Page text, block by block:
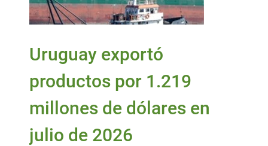
Uruguay exportó
productos por 1.219
millones de dólares en
julio de 2026